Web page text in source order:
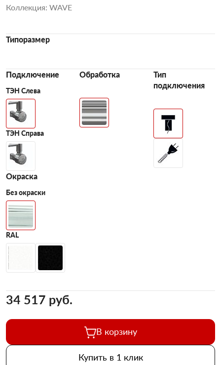
Коллекция: WAVE
Типоразмер
Подключение
ТЭН Слева
ТЭН Справа
Обработка
Тип
подключения
Окраска
Без окраски
RAL
34 517 pуб.
В корзину
Купить в 1 клик